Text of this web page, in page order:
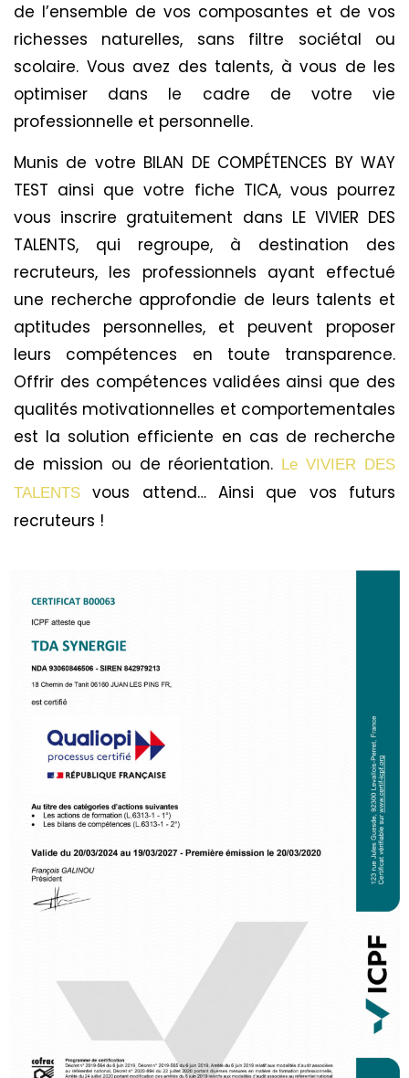
de l’ensemble de vos composantes et de vos
richesses naturelles, sans filtre sociétal ou
scolaire. Vous avez des talents, à vous de les
optimiser dans le cadre de votre vie
professionnelle et personnelle.
Munis de votre BILAN DE COMPÉTENCES BY WAY
TEST ainsi que votre fiche TICA, vous pourrez
vous inscrire gratuitement dans LE VIVIER DES
TALENTS, qui regroupe, à destination des
recruteurs, les professionnels ayant effectué
une recherche approfondie de leurs talents et
aptitudes personnelles, et peuvent proposer
leurs compétences en toute transparence.
Offrir des compétences validées ainsi que des
qualités motivationnelles et comportementales
est la solution efficiente en cas de recherche
de mission ou de réorientation. Le VIVIER DES
TALENTS
vous attend… Ainsi que vos futurs
recruteurs !